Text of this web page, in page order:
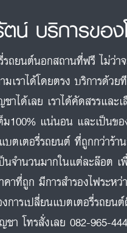
น์ บริการขอ
ถยนต์นอกสถานที่ฟรี ไม่ว่า
เราได้โดยตรง บริการด้ว
ได้เลย เราได้คัดสรรและ
แน่นอน และเป็นข
ตเตอรี่รถยนต์ ที่ถูกกว่าร้
ป็นจำนวนมากในแต่ละล๊อต
าที่ถูก มีการสำรองไฟระห
ารเปลี่ยนแบตเตอรี่รถยน
า โทรสั่งเลย 082-965-